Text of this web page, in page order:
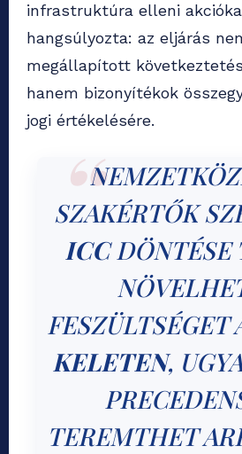
infrastruktúra elleni
hangsúlyozta: az eljárás
megállapított
hanem bizonyítékok
jogi értékelésére.
SZAKÉRTŐK
ICCDÖNTÉSE
FESZÜLTSÉGET
KELETEN,
TEREMTHET